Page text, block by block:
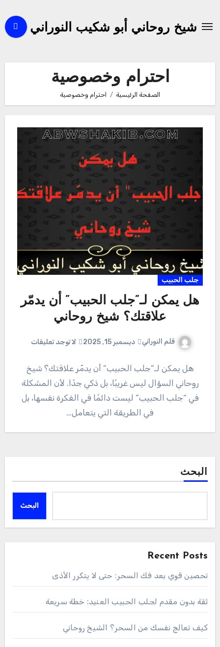
المحتوىشيخ روحاني أبو شكيب النوراني
احترام وخصوصية
الصفحة الرئيسية احترام وخصوصية
جلب الحبيب
هل يمكن لـ”جلب الحبيب” أن يدمّر
علاقتك؟ شيخ روحاني
قلم النوراني ديسمبر 15, 2025 لا توجد تعليقات
هل يمكن لـ”جلب الحبيب” أن يدمّر علاقتك؟ شيخ
روحاني السؤال ليس غريبًا، بل ذكي جدًا. لأن المشكلة
في “جلب الحبيب” ليست دائمًا في الفكرة نفسها، بل
في الطريقة التي يتعامل…
البحث
البحث
Recent Posts
تحصين قوي بعد فك السحر: حتى لا يتكرر الأذى
ثقة بدون مقدم لجلب الحبيب العنيد: خطة سريعة
كيف تعالج نفسك من السحر؟ الشيخ روحاني